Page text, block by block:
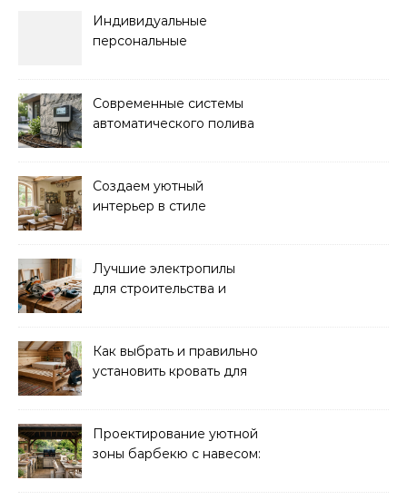
пошаговая инструкция
Индивидуальные
персональные
Современные системы
автоматического полива
Создаем уютный
интерьер в стиле
Лучшие электропилы
для строительства и
Как выбрать и правильно
установить кровать для
Проектирование уютной
зоны барбекю с навесом: